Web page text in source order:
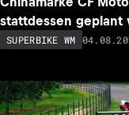
stattdessen geplant
SUPERBIKE WM